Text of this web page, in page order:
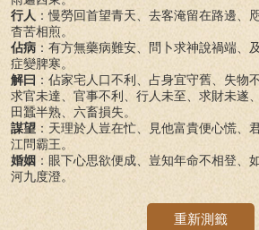
行人 ：慢勞回首望青天、去客淹留在路邊、
杳苦相煎。
佔病 ：有方無藥病難安、問卜求神說禍端、
症變脾寒。
解曰 ：佔家宅人口不利、占身宜守舊、失物
求官未達、官事不利、行人未至、求財未遂
田蠶半熟、六畜損失。
謀望 ：天理於人豈在忙、見他富貴便心慌、
江問霸王。
婚姻 ：眼下心思欲便成、豈知年命不相登、
河九度澄。
重新測籤